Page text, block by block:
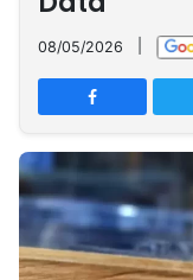
Network
PT
TREETAN
MULTIMEDIA
INDONESIA
Partner
Insight
Suara
Lens
Daily
Jalan
Idealita
Kita
Dinamikapost.com
Radar
Seedbacklink
08/05/2026